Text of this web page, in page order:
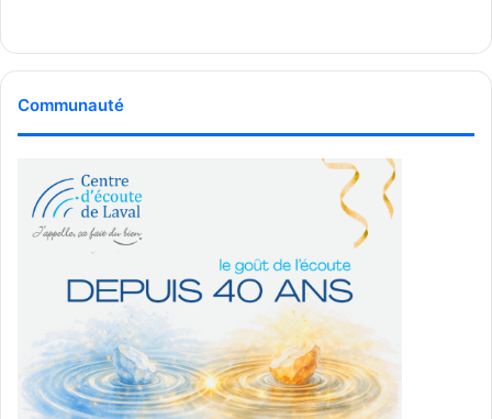
Publicité sponsorisée par la conseillère municipale de Saint-François et David
De Cotis, conseiller municipal de Saint-Bruno
Communauté